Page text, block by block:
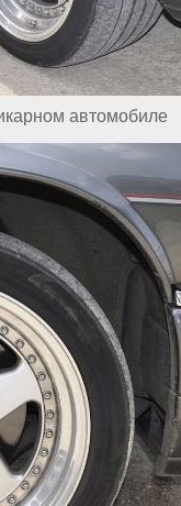
автомобиле